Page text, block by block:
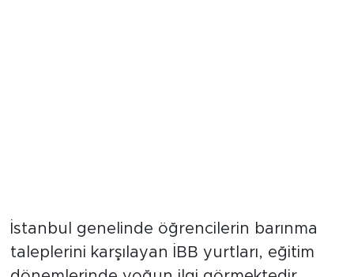
İstanbul genelinde öğrencilerin barınma
taleplerini karşılayan İBB yurtları, eğitim